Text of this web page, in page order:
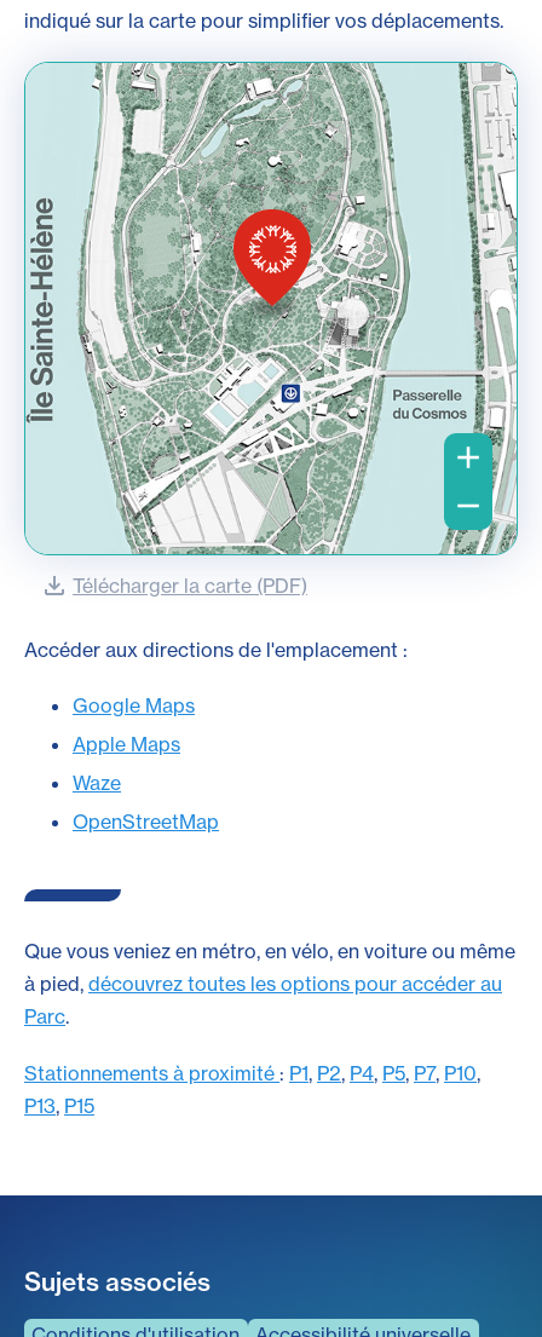
indiqué sur la carte pour simplifier vos déplacements.
Télécharger la carte (PDF)
Accéder aux directions de l'emplacement :
Google Maps
Apple Maps
Waze
OpenStreetMap
Que vous veniez en métro, en vélo, en voiture ou même
à pied, découvrez toutes les options pour accéder au
Parc.
Stationnements à proximité : P1, P2, P4, P5, P7, P10,
P13, P15
Sujets associés